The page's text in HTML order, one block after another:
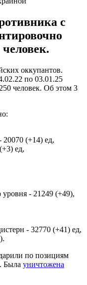
с
оккупантов.
по 03.01.25
человек. Об этом 3
(+14) ед,
ед,
- 21249 (+49),
- 32770 (+41) ед,
по позициям
Была уничтожена